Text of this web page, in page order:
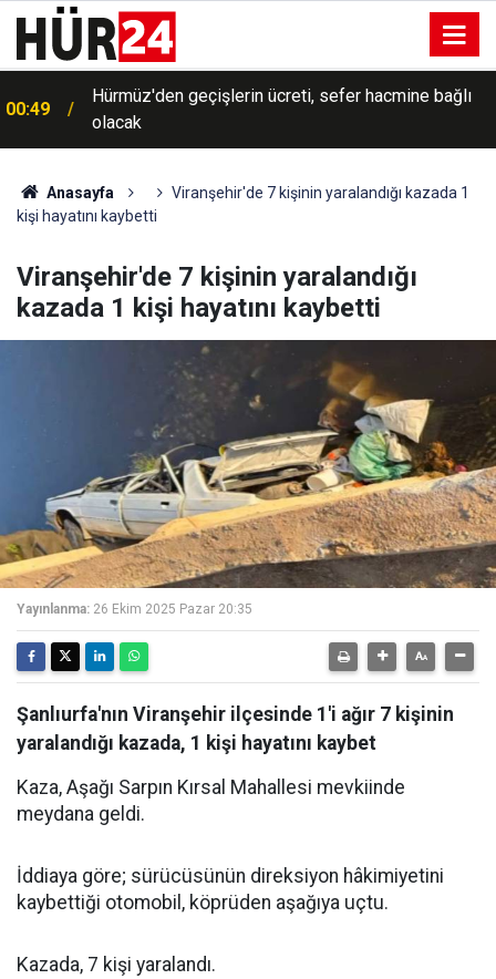
00:49
Hürmüz'den geçişlerin ücreti, sefer hacmine bağlı
olacak
Anasayfa
Viranşehir'de 7 kişinin yaralandığı kazada 1
kişi hayatını kaybetti
Viranşehir'de 7 kişinin yaralandığı
kazada 1 kişi hayatını kaybetti
Yayınlanma: 26 Ekim 2025 Pazar 20:35
Şanlıurfa'nın Viranşehir ilçesinde 1'i ağır 7 kişinin
yaralandığı kazada, 1 kişi hayatını kaybet
Kaza, Aşağı Sarpın Kırsal Mahallesi mevkiinde
meydana geldi.
İddiaya göre; sürücüsünün direksiyon hâkimiyetini
kaybettiği otomobil, köprüden aşağıya uçtu.
Kazada, 7 kişi yaralandı.